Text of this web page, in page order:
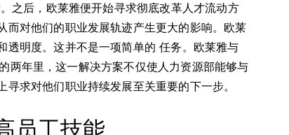
之后，欧莱雅便开始寻求彻底改革人才流动方
对他们的职业发展轨迹产生更大的影响。欧莱
透明度。这并不是一项简单的 任务。欧莱雅与
两年里，这一解决方案不仅使人力资源部能够与
求对他们职业持续发展至关重要的下一步。
员工技能